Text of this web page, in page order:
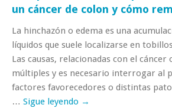
un cáncer de colon y cómo
La hinchazón o edema es una
líquidos que suele localizarse en
Las causas, relacionadas con el cáncer
múltiples y es necesario interrogar al
factores favorecedores o distintas
… Sigue leyendo →